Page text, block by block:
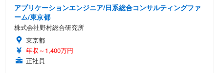
アプリケーションエンジニア/日系総合コンサルティングファ
ーム/東京都
株式会社野村総合研究所
東京都
年収～1,400万円
正社員